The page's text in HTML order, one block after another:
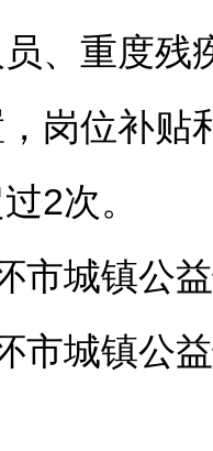
、重度残
岗位补贴
2次。
市城镇公
市城镇公